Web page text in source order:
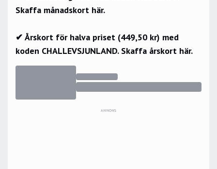
Skaffa månadskort här.
✔ Årskort för halva priset (449,50 kr) med
koden CHALLEVSJUNLAND. Skaffa årskort här.
ANNONS